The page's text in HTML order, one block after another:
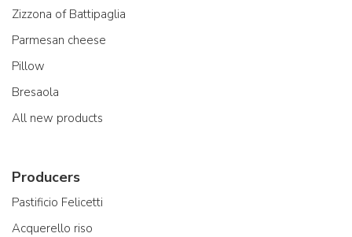
Zizzona of Battipaglia
Parmesan cheese
Pillow
Bresaola
All new products
Producers
Pastificio Felicetti
Acquerello riso